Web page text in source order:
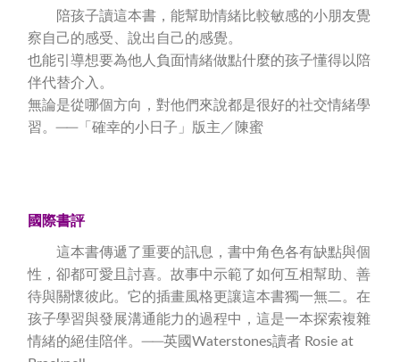
陪孩子讀這本書，能幫助情緒比較敏感的小朋友覺
察自己的感受、說出自己的感覺。
也能引導想要為他人負面情緒做點什麼的孩子懂得以陪
伴代替介入。
無論是從哪個方向，對他們來說都是很好的社交情緒學
習。──「確幸的小日子」版主／陳蜜
國際書評
這本書傳遞了重要的訊息，書中角色各有缺點與個
性，卻都可愛且討喜。故事中示範了如何互相幫助、善
待與關懷彼此。它的插畫風格更讓這本書獨一無二。在
孩子學習與發展溝通能力的過程中，這是一本探索複雜
情緒的絕佳陪伴。──英國Waterstones讀者 Rosie at